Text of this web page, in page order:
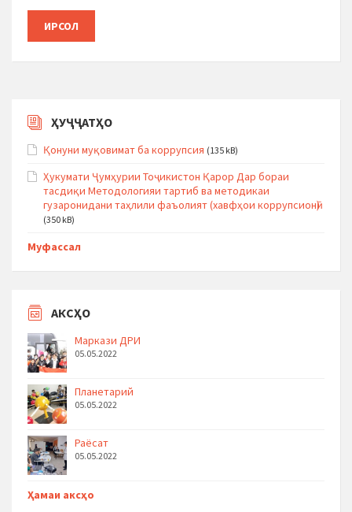
ҲУҶҶАТҲО
Қонуни муқовимат ба коррупсия (135 kB)
Ҳукумати Ҷумҳурии Тоҷикистон Қарор Дар бораи
тасдиқи Методологияи тартиб ва методикаи
гузаронидани таҳлили фаъолият (хавфҳои коррупсионӣ)
(350 kB)
Муфассал
АКСҲО
Маркази ДРИ
05.05.2022
Планетарий
05.05.2022
Раёсат
05.05.2022
Ҳамаи аксҳо